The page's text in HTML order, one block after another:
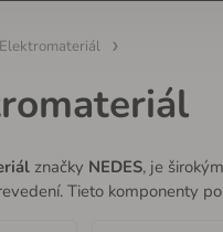
Elektromateriál
značky NEDES, je
Tieto komponenty